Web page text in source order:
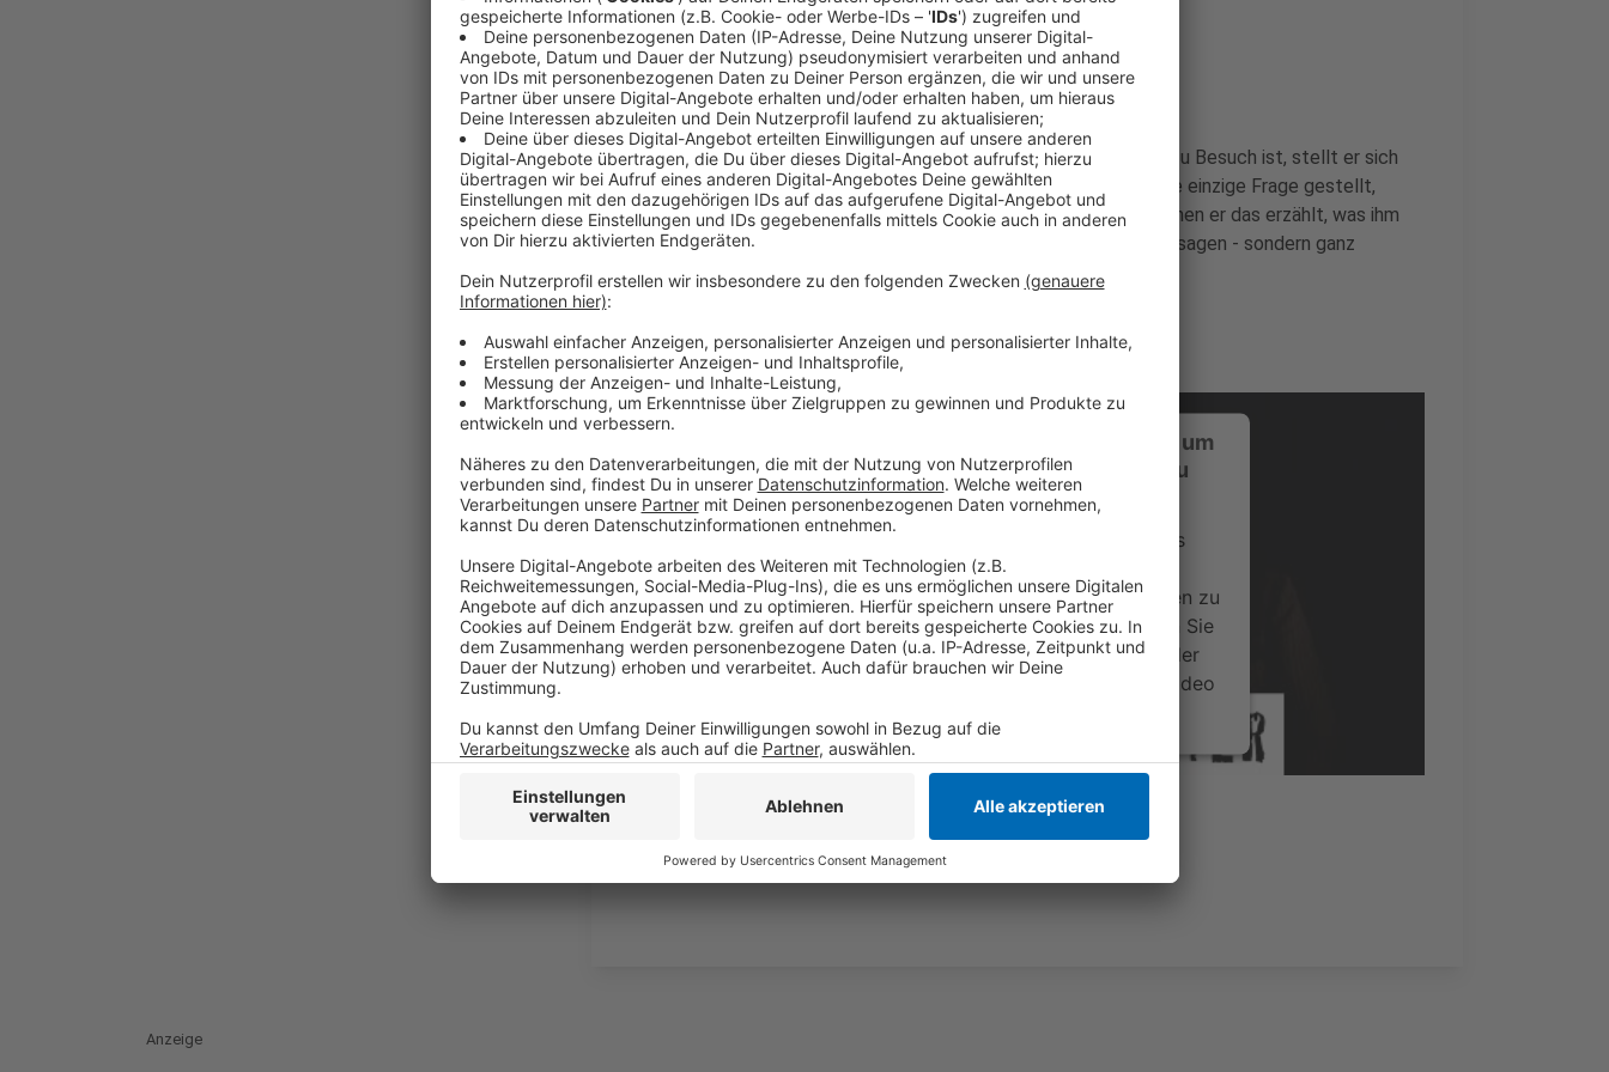
Ein Promi, keine Fragen und fünf Gegenstände
Anzeige
Wenn ein Popstar, Comedian, Schauspieler oder Politiker bei uns zu Besuch ist, stellt er sich
auch dem besonderen Video-Interview „Fünf für". Dabei wird keine einzige Frage gestellt,
sondern dem Gast einfach fünf Dinge in die Hand gedrückt, zu denen er das erzählt, was ihm
als Erstes einfällt. Keine Standardantworten, keine Promotionaussagen - sondern ganz
persönliche Geschichten - das ist „Fünf für"!
Wir benötigen Ihre Zustimmung, um
den YouTube Video-Service zu
laden!
Wir verwenden einen Service eines
Drittanbieters, um Videoinhalte
einzubetten. Dieser Service kann Daten zu
Ihren Aktivitäten sammeln. Bitte lesen Sie
die Details durch und stimmen Sie der
Nutzung des Service zu, um dieses Video
Akzeptieren
powered byUsercentrics Consent Management
Platform
Fünf für Herbert Grönemeyer
Anzeige
Anzeige